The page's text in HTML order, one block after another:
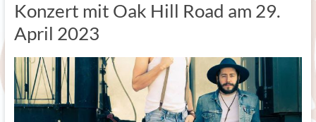
Konzert mit Oak Hill Road am 29.
April 2023